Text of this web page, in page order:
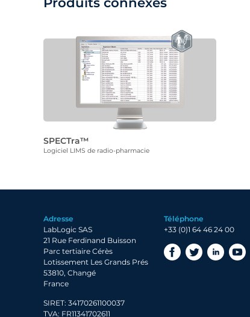
SPECTra™
Logiciel LIMS de radio-pharmacie
Adresse
LabLogic SAS
21 Rue Ferdinand Buisson
Parc tertiaire Cérès
Lotissement Les Grands Prés
53810, Changé
France
SIRET: 34170261100037
TVA: FR11341702611
Téléphone
+33 (0)1 64 46 24 00